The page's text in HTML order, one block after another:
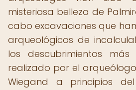
misteriosa belleza de
cabo excavaciones que
arqueológicos de
los descubrimientos más
realizado por el
Wiegand a principios